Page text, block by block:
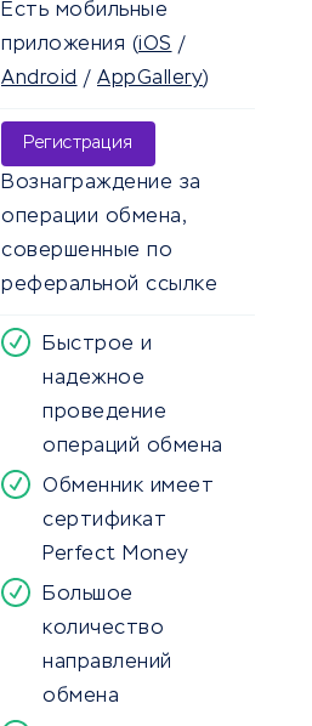
Есть мобильные
приложения (iOS /
Android / AppGallery)
Регистрация
Вознаграждение за
операции обмена,
совершенные по
реферальной ссылке
Быстрое и
надежное
проведение
операций обмена
Обменник имеет
сертификат
Perfect Money
Большое
количество
направлений
обмена